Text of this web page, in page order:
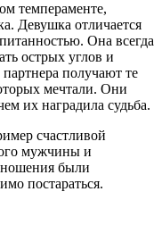
темпераменте,
Девушка отличается
Она всегда
острых углов и
получают те
мечтали. Они
их наградила судьба.
счастливой
мужчины и
были
постараться.